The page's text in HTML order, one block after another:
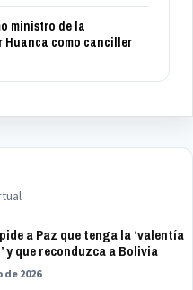
ministro de la
Huanca como canciller
a Paz que tenga la ‘valentía
y que reconduzca a Bolivia
2026